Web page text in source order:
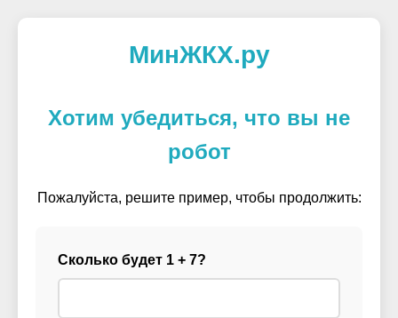
МинЖКХ.ру
Хотим убедиться, что вы не
робот
Пожалуйста, решите пример, чтобы продолжить:
Сколько будет 1 + 7?